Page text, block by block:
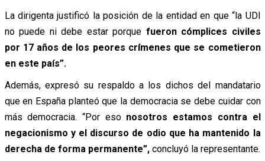
La dirigenta justificó la posición de la entidad en que “la UDI
no puede ni debe estar porque fueron cómplices civiles
por 17 años de los peores crímenes que se cometieron
en este país”.
Además, expresó su respaldo a los dichos del mandatario
que en España planteó que la democracia se debe cuidar con
más democracia. “Por eso nosotros estamos contra el
negacionismo y el discurso de odio que ha mantenido la
derecha de forma permanente”,concluyó la representante.